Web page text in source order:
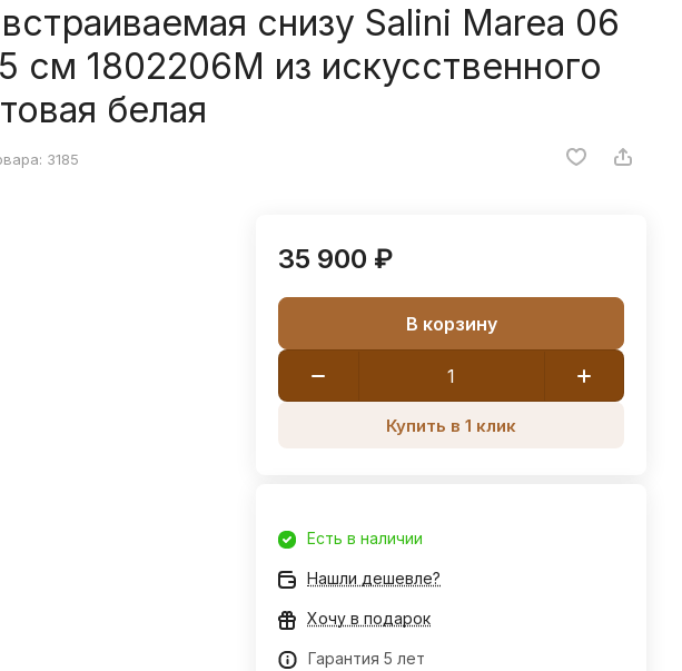
снизу Salini Marea 06
см 1802206M из искусственного
белая
3185
35 900 ₽
В корзину
Купить в 1 клик
Есть в наличии
Нашли дешевле?
Хочу в подарок
Гарантия 5 лет